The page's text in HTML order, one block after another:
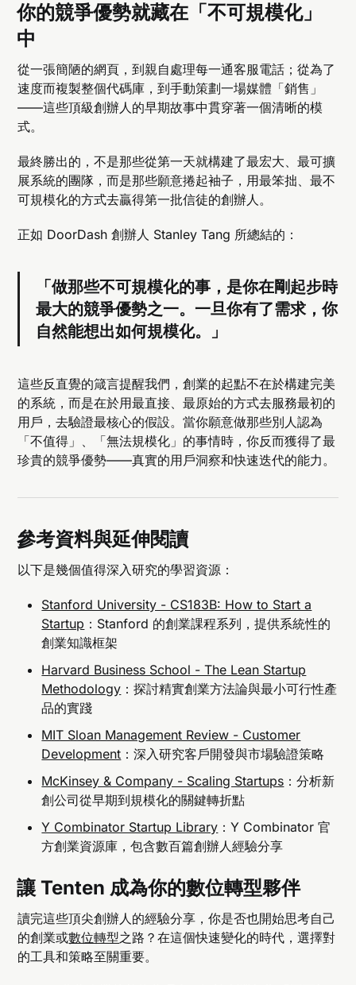
你的競爭優勢就藏在「不可規模化」
中
從一張簡陋的網頁，到親自處理每一通客服電話；從為了
速度而複製整個代碼庫，到手動策劃一場媒體「銷售」
——這些頂級創辦人的早期故事中貫穿著一個清晰的模
式。
最終勝出的，不是那些從第一天就構建了最宏大、最可擴
展系統的團隊，而是那些願意捲起袖子，用最笨拙、最不
可規模化的方式去贏得第一批信徒的創辦人。
正如 DoorDash 創辦人 Stanley Tang 所總結的：
「做那些不可規模化的事，是你在剛起步時
最大的競爭優勢之一。一旦你有了需求，你
自然能想出如何規模化。」
這些反直覺的箴言提醒我們，創業的起點不在於構建完美
的系統，而是在於用最直接、最原始的方式去服務最初的
用戶，去驗證最核心的假設。當你願意做那些別人認為
「不值得」、「無法規模化」的事情時，你反而獲得了最
珍貴的競爭優勢——真實的用戶洞察和快速迭代的能力。
參考資料與延伸閱讀
以下是幾個值得深入研究的學習資源：
Stanford University - CS183B: How to Start a
Startup ：Stanford 的創業課程系列，提供系統性的
創業知識框架
Harvard Business School - The Lean Startup
Methodology ：探討精實創業方法論與最小可行性產
品的實踐
MIT Sloan Management Review - Customer
Development ：深入研究客戶開發與市場驗證策略
McKinsey & Company - Scaling Startups ：分析新
創公司從早期到規模化的關鍵轉折點
Y Combinator Startup Library ：Y Combinator 官
方創業資源庫，包含數百篇創辦人經驗分享
讓 Tenten 成為你的數位轉型夥伴
讀完這些頂尖創辦人的經驗分享，你是否也開始思考自己
的創業或數位轉型之路？在這個快速變化的時代，選擇對
的工具和策略至關重要。